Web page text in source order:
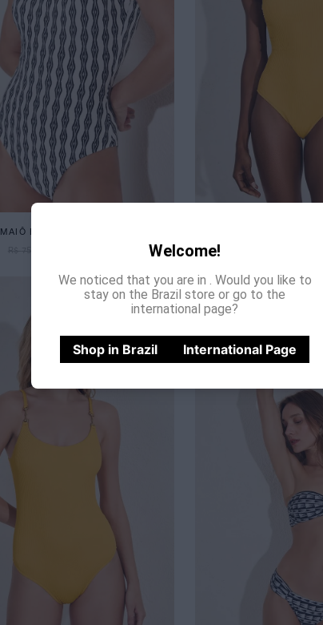
Welcome!
We noticed that you are in
. Would you like to
stay on the Brazil store or go to the
international page?
Shop in Brazil International Page
MAIÔ BÁSICO LATINA
MAIÔ RECORTE